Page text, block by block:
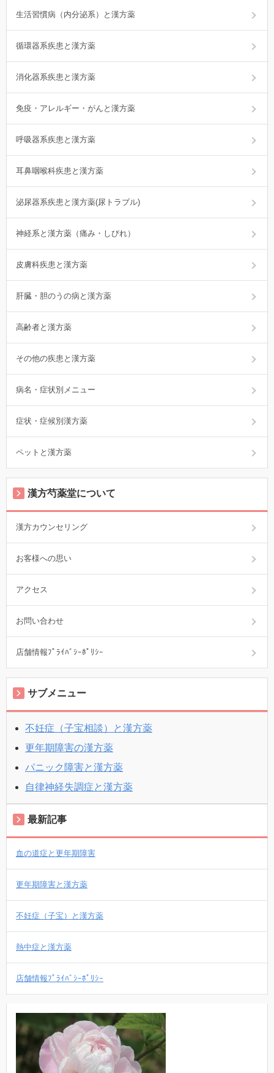
生活習慣病（内分泌系）と漢方薬
循環器系疾患と漢方薬
消化器系疾患と漢方薬
免疫・アレルギー・がんと漢方薬
呼吸器系疾患と漢方薬
耳鼻咽喉科疾患と漢方薬
泌尿器系疾患と漢方薬(尿トラブル)
神経系と漢方薬（痛み・しびれ）
皮膚科疾患と漢方薬
肝臓・胆のうの病と漢方薬
高齢者と漢方薬
その他の疾患と漢方薬
病名・症状別メニュー
症状・症候別漢方薬
ペットと漢方薬
漢方芍薬堂について
漢方カウンセリング
お客様への思い
アクセス
お問い合わせ
店舗情報ﾌﾟﾗｲﾊﾞｼｰﾎﾟﾘｼｰ
サブメニュー
不妊症（子宝相談）と漢方薬
更年期障害の漢方薬
パニック障害と漢方薬
自律神経失調症と漢方薬
最新記事
血の道症と更年期障害
更年期障害と漢方薬
不妊症（子宝）と漢方薬
熱中症と漢方薬
店舗情報ﾌﾟﾗｲﾊﾞｼｰﾎﾟﾘｼｰ